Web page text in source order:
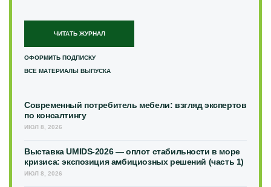
ЧИТАТЬ ЖУРНАЛ
ОФОРМИТЬ ПОДПИСКУ
ВСЕ МАТЕРИАЛЫ ВЫПУСКА
Современный потребитель мебели: взгляд экспертов
по консалтингу
ИЮЛ 8, 2026
Выставка UMIDS-2026 — оплот стабильности в море
кризиса: экспозиция амбициозных решений (часть 1)
ИЮЛ 8, 2026